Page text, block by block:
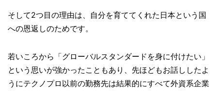
そして2つ目の理由は、自分を育ててくれた日本という国
への恩返しのためです。
若いころから「グローバルスタンダードを身に付けたい」
という思いが強かったこともあり、先ほどもお話ししたよ
うにテクノプロ以前の勤務先は結果的にすべて外資系企業